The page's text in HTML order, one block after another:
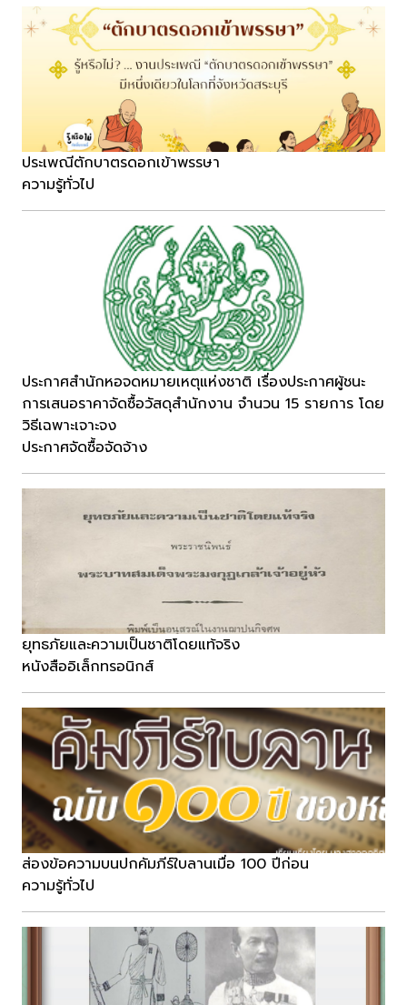
ประเพณีตักบาตรดอกเข้าพรรษา
ความรู้ทั่วไป
ประกาศสำนักหอจดหมายเหตุแห่งชาติ เรื่องประกาศผู้ชนะ
การเสนอราคาจัดซื้อวัสดุสำนักงาน จำนวน 15 รายการ โดย
วิธีเฉพาะเจาะจง
ประกาศจัดซื้อจัดจ้าง
ยุทธภัยและความเป็นชาติโดยแท้จริง
หนังสืออิเล็กทรอนิกส์
ส่องข้อความบนปกคัมภีร์ใบลานเมื่อ 100 ปีก่อน
ความรู้ทั่วไป